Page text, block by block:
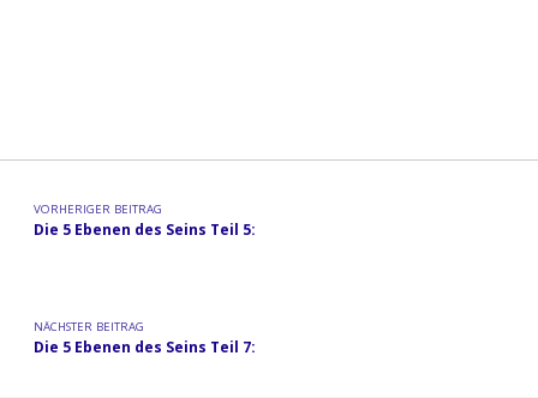
Beitragsnavigation
VORHERIGER BEITRAG
Die 5 Ebenen des Seins Teil 5:
NÄCHSTER BEITRAG
Die 5 Ebenen des Seins Teil 7: